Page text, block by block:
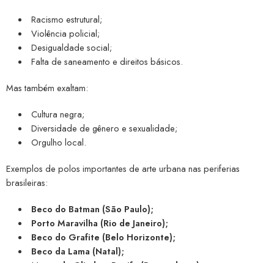
Racismo estrutural;
Violência policial;
Desigualdade social;
Falta de saneamento e direitos básicos.
Mas também exaltam:
Cultura negra;
Diversidade de gênero e sexualidade;
Orgulho local.
Exemplos de polos importantes de arte urbana nas periferias
brasileiras:
Beco do Batman (São Paulo);
Porto Maravilha (Rio de Janeiro);
Beco do Grafite (Belo Horizonte);
Beco da Lama (Natal);